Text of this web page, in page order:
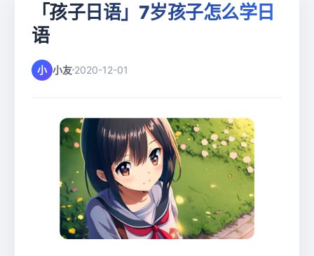
「孩子日语」7岁孩子怎么学日
语
小 小友 2020-12-01